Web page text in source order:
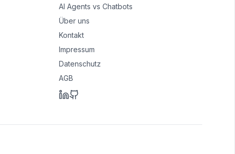
AI Agents vs Chatbots
Über uns
Kontakt
Impressum
Datenschutz
AGB